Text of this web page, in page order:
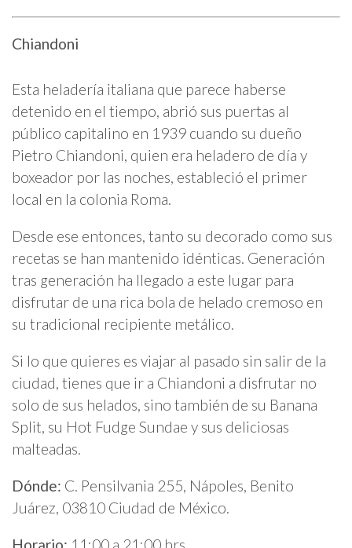
Chiandoni
Esta heladería italiana que parece haberse
detenido en el tiempo, abrió sus puertas al
público capitalino en 1939 cuando su dueño
Pietro Chiandoni, quien era heladero de día y
boxeador por las noches, estableció el primer
local en la colonia Roma.
Desde ese entonces, tanto su decorado como sus
recetas se han mantenido idénticas. Generación
tras generación ha llegado a este lugar para
disfrutar de una rica bola de helado cremoso en
su tradicional recipiente metálico.
Si lo que quieres es viajar al pasado sin salir de la
ciudad, tienes que ir a Chiandoni a disfrutar no
solo de sus helados, sino también de su Banana
Split, su Hot Fudge Sundae y sus deliciosas
malteadas.
Dónde: C. Pensilvania 255, Nápoles, Benito
Juárez, 03810 Ciudad de México.